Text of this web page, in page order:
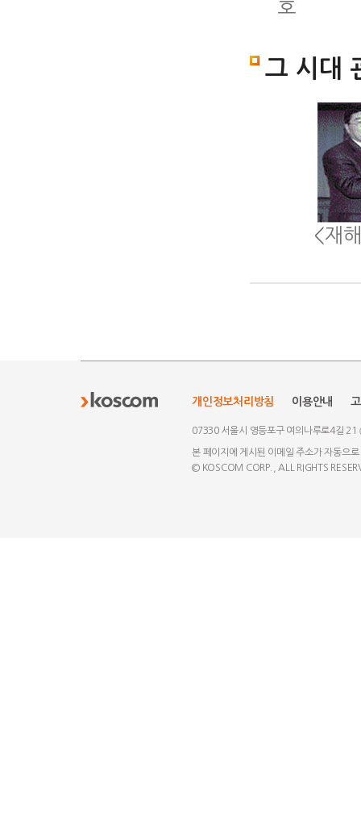
호
그 시대
<재
개인정보처리방침 이용안내
07330 서울시 영등포구 여의나루로4길 21
본 페이지에 게시된 이메일 주소가 자동으
© KOSCOM CORP., ALL RIGHTS